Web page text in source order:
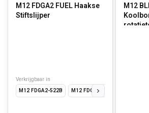
M12 FDGA2 FUEL Haakse
Stiftslijper
Verkrijgbaar in
M12 FDGA2-522B
M12 FDGA2-0
M12